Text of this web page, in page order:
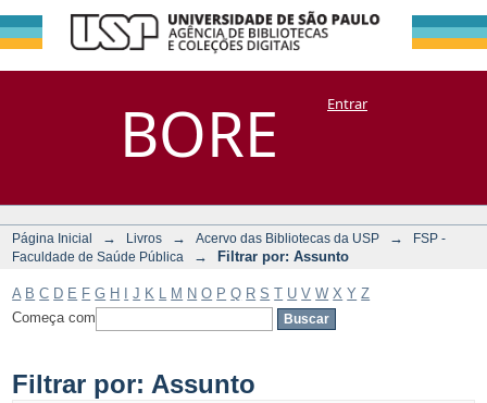
BORE
Filtrar por:
Assunto
DSpace/Manakin + CoriscoEntrar
Página Inicial → Livros → Acervo das Bibliotecas da USP →
FSP -
Faculdade de Saúde Pública
→ Filtrar por: Assunto
A B C D E F G H J K M N O P Q R S T U V W X Y Z
Começa com
Filtrar por: Assunto